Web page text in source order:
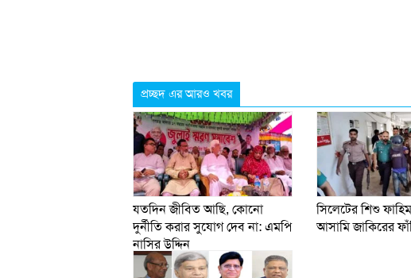
প্রচ্ছদ এর আরও খবর
যতদিন জীবিত আছি, কোনো
দুর্নীতি করার সুযোগ দেব না: এমপি
নাসির উদ্দিন
সিলেটের শিশু
আসামি জাকিরের